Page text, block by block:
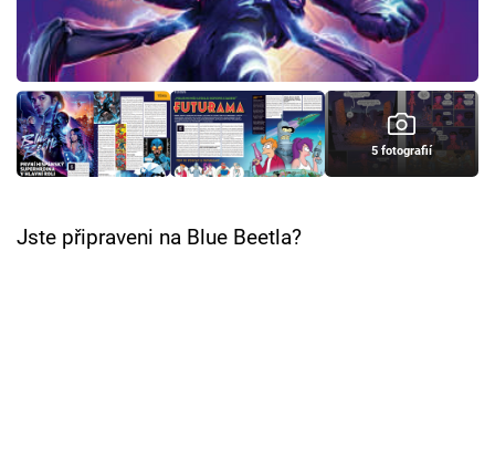
Cool Esport
Pořady
TV Program
Přihlášení
5 fotografií
Jste připraveni na Blue Beetla?